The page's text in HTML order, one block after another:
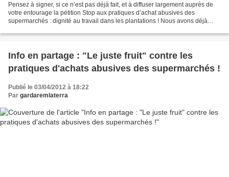
Pensez à signer, si ce n’est pas déjà fait, et à diffuser largement auprès de
votre entourage la pétition Stop aux pratiques d’achat abusives des
supermarchés : dignité au travail dans les plantations ! Nous avons déjà
Info en partage : "Le juste fruit" contre les
pratiques d'achats abusives des supermarchés !
Publié le 03/04/2012 à 18:22
Par gardaremlaterra